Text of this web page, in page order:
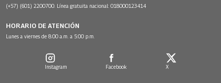
(+57) (601) 2200700. Línea gratuita nacional: 018000123414
HORARIO DE ATENCIÓN
Lunes a viernes de 8:00 a.m. a 5:00 p.m.
Instagram Facebook X